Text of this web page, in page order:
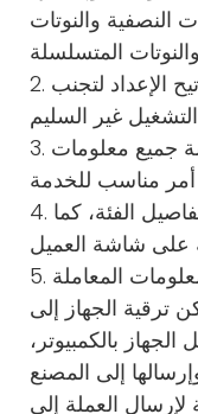
النصفية والنوتات
المتسلسلة
2. مع كلمة مرور على بعض مفاتيح الإعداد لتجنب
3. في حالة حدوث خطأ، تعرض الشاشة جميع معلومات
4. عند وضع القيمة، تعرض الشاشة تفاصيل الفئة، كما
ترقية الجهاز إلى
بالكمبيوتر،
إلى المصنع
لإرسال العملة إلى